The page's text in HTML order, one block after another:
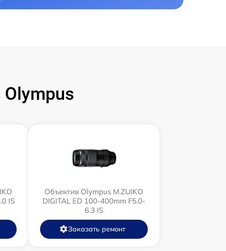
IS
Объектив Olympus M.ZUIKO
DIGITAL ED 100-400mm F5.0-
6.3 IS
Заказать ремонт